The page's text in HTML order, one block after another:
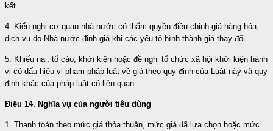
kết.
4. Kiến nghị cơ quan nhà nước có thẩm quyền điều chỉnh giá hàng hóa,
dịch vụ do Nhà nước định giá khi các yếu tố hình thành giá thay đổi.
5. Khiếu nại, tố cáo, khởi kiện hoặc đề nghị tổ chức xã hội khởi kiện hành
vi có dấu hiệu vi phạm pháp luật về giá theo quy định của Luật này và quy
định khác của pháp luật có liên quan.
Điều 14. Nghĩa vụ của người tiêu dùng
1. Thanh toán theo mức giá thỏa thuận, mức giá đã lựa chọn hoặc mức